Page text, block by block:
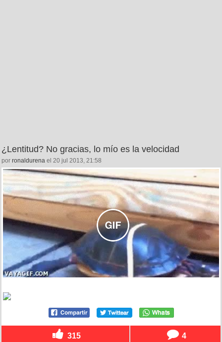
¿Lentitud? No gracias, lo mío es la velocidad
por ronaldurena el 20 jul 2013, 21:58
315 4